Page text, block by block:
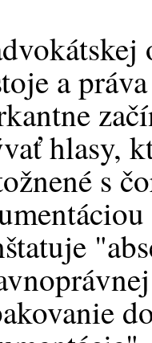
a
hlasy,
s